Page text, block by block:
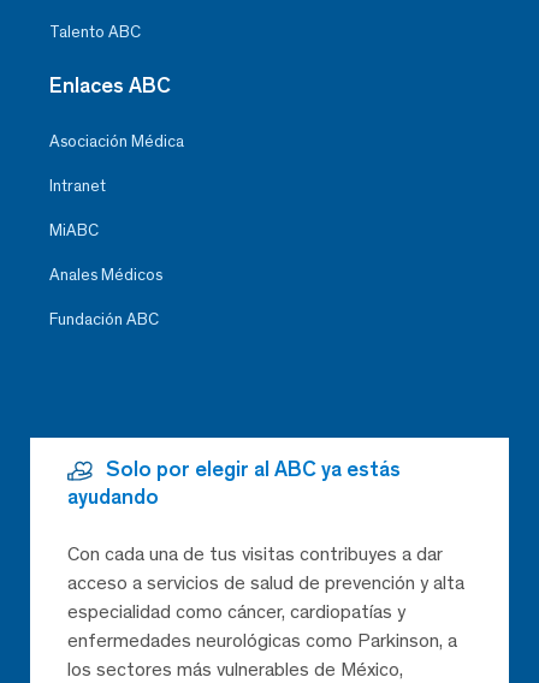
Talento ABC
Enlaces ABC
Asociación Médica
Intranet
MiABC
Anales Médicos
Fundación ABC
Solo por elegir al ABC ya estás
ayudando
Con cada una de tus visitas contribuyes a dar
acceso a servicios de salud de prevención y alta
especialidad como cáncer, cardiopatías y
enfermedades neurológicas como Parkinson, a
los sectores más vulnerables de México,